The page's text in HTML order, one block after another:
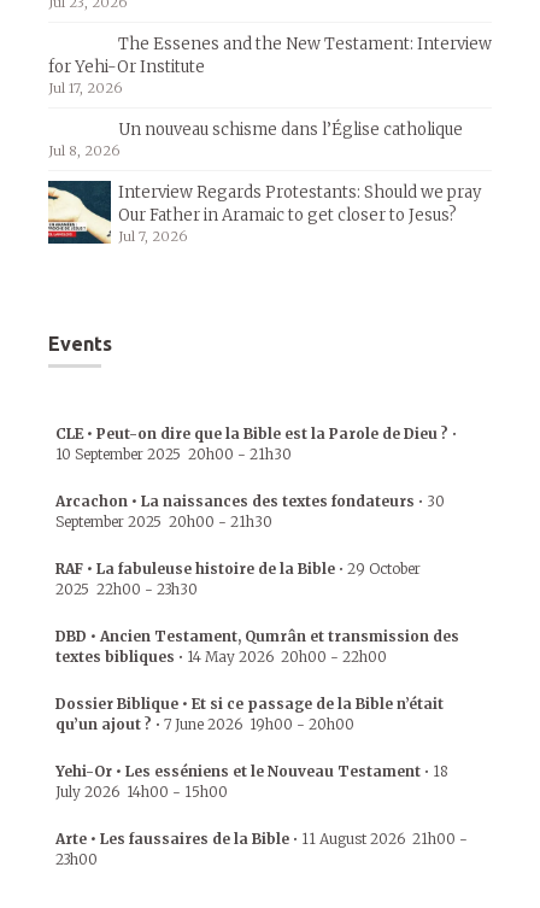
The Essenes and the New Testament: Interview
for Yehi-Or Institute
Jul 17, 2026
Un nouveau schisme dans l’Église catholique
Jul 8, 2026
Interview Regards Protestants: Should we pray
Our Father in Aramaic to get closer to Jesus?
Jul 7, 2026
Events
CLE • Peut-on dire que la Bible est la Parole de Dieu ? •
10 September 2025 20h00 - 21h30
Arcachon • La naissances des textes fondateurs • 30
September 2025 20h00 - 21h30
RAF • La fabuleuse histoire de la Bible • 29 October
2025 22h00 - 23h30
DBD • Ancien Testament, Qumrân et transmission des
textes bibliques • 14 May 2026 20h00 - 22h00
Dossier Biblique • Et si ce passage de la Bible n’était
qu’un ajout ? • 7 June 2026 19h00 - 20h00
Yehi-Or • Les esséniens et le Nouveau Testament • 18
July 2026 14h00 - 15h00
Arte • Les faussaires de la Bible • 11 August 2026 21h00 -
23h00